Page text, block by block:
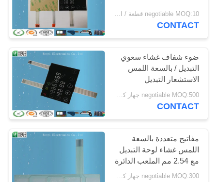
خريطة
الموقع
PRIVACY
POLICY
CONTACT
ضوء شفاف غشاء سعوي
التبديل / بالسعة اللمس
الاستشعار التبديل
negotiable MOQ:500 جهاز كمبيوتر لكل طلب
CONTACT
مفاتيح متعددة بالسعة
اللمس غشاء لوحة التبديل
مع 2.54 مم الملعب الدائرة
الدائرة
negotiable MOQ:300 جهاز كمبيوتر شخصى / النظام